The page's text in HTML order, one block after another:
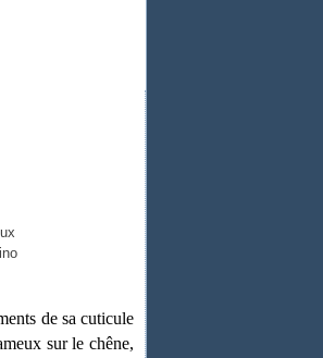
de sa cuticule
sur le chêne,